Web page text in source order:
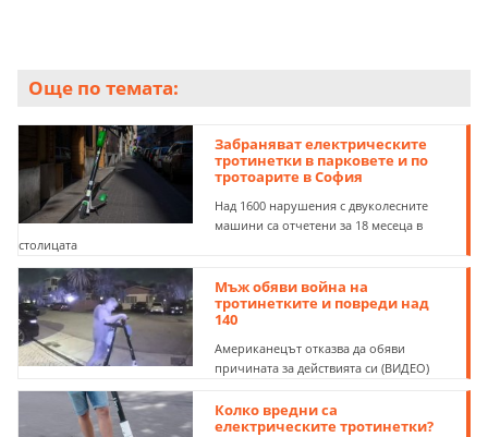
Още по темата:
Забраняват електрическите
тротинетки в парковете и по
тротоарите в София
Над 1600 нарушения с двуколесните
машини са отчетени за 18 месеца в
столицата
Мъж обяви война на
тротинетките и повреди над
140
Американецът отказва да обяви
причината за действията си (ВИДЕО)
Колко вредни са
електрическите тротинетки?